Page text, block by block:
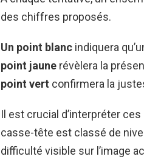
des chiffres proposés.
Un point blanc indiquera
point jaune révèlera la
point vert confirmera la
Il est crucial d’interpréter
casse-tête est classé de
difficulté visible sur l’image